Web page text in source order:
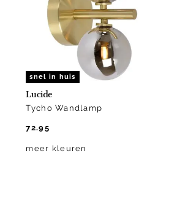
snel in huis
Lucide
Tycho Wandlamp
72.95
meer kleuren